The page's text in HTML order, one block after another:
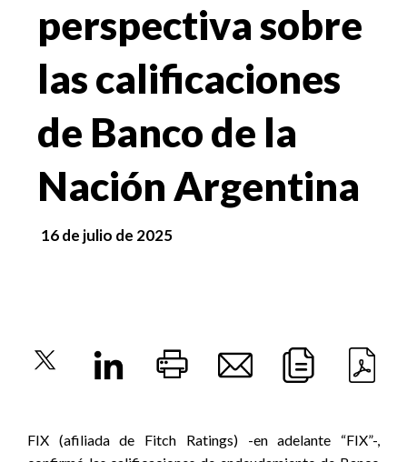
perspectiva sobre
las calificaciones
de Banco de la
Nación Argentina
16 de julio de 2025
FIX (afiliada de Fitch Ratings) -en adelante “FIX”-,